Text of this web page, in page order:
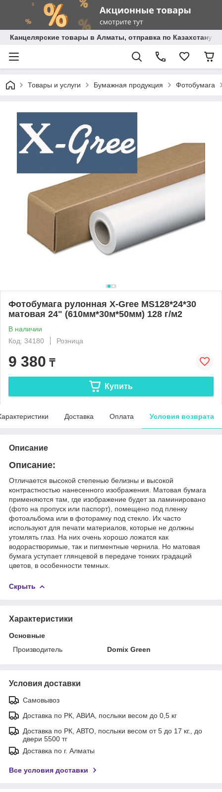
Канцелярские товары в Алматы, отправка по Казахстану.
Товары и услуги Бумажная продукция Фотобумага
Фотобумага рулонная X-Gree MS128*24*30
матовая 24" (610мм*30м*50мм) 128 г/м2
В наличии
Код: 34180
Розница
9 380 ₸
Купить
Доставка Оплата Условия возврата
Описание
Описание:
Отличается высокой степенью белизны и высокой
контрастностью нанесенного изображения. Матовая бумага
применяются там, где изображение будет за ламинировано
(фото на пропуск или паспорт), помещено под пленку
фотоальбома или в фоторамку под стекло. Их часто
используют для печати материалов, которые не должны
утомлять глаз. На них очень хорошо ложатся как
водорастворимые, так и пигментные чернила. Но матовая
бумага уступает глянцевой в передаче тонких градаций
цветов, в особенности темных.
Скрыть
Характеристики
Основные
Производитель
Domix Green
Условия доставки
Самовывоз
Доставка по РК, АВИА, послыки весом до 0,5 кг
Доставка по РК, АВТО, послыки весом от 5 до 17 кг., до
двери 5500 тг
Доставка по г. Алматы
Все условия доставки